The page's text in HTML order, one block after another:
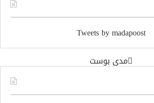
Tweets by madapoost
‏مدى بوست‏